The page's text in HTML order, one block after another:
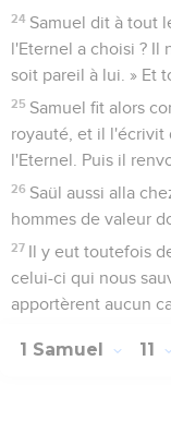
24 Samuel dit à tout
l'Eternel a choisi ? Il
soit pareil à lui. » Et
25 Samuel fit alors
royauté, et il l'écrivit
l'Eternel. Puis il
26 Saül aussi alla
hommes de valeur
27 Il y eut toutefois
celui-ci qui nous
apportèrent aucun
1 Samuel 11